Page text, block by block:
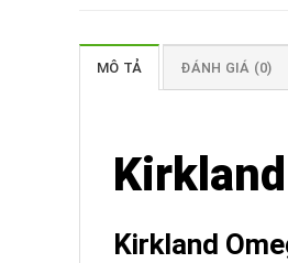
MÔ TẢ ĐÁNH GIÁ (0)
Kirkland